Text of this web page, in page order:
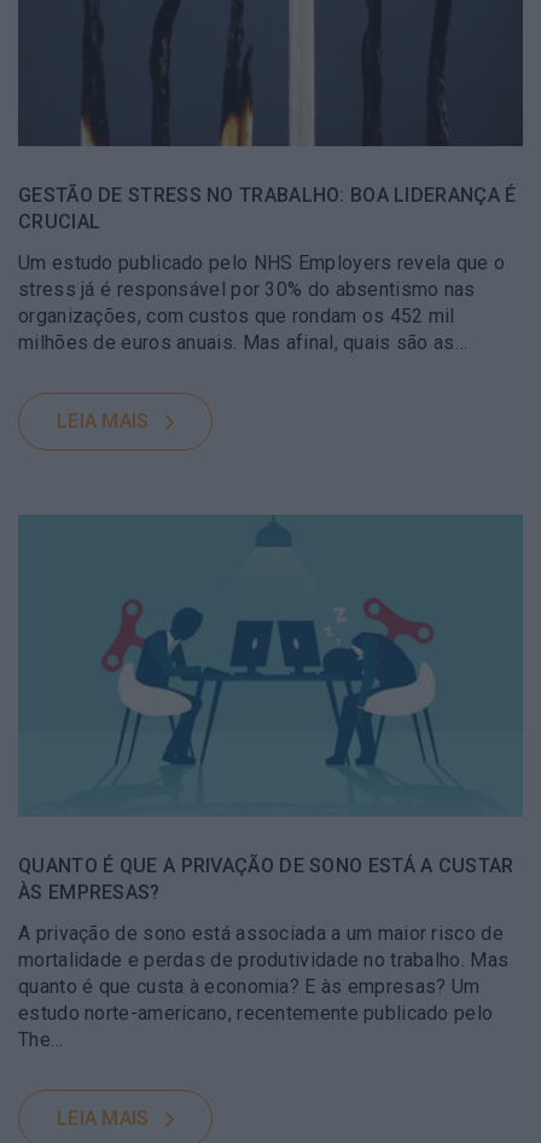
GESTÃO DE STRESS NO TRABALHO: BOA LIDERANÇA É
CRUCIAL
Um estudo publicado pelo NHS Employers revela que o
stress já é responsável por 30% do absentismo nas
organizações, com custos que rondam os 452 mil
milhões de euros anuais. Mas afinal, quais são as…
LEIA MAIS
QUANTO É QUE A PRIVAÇÃO DE SONO ESTÁ A CUSTAR
ÀS EMPRESAS?
A privação de sono está associada a um maior risco de
mortalidade e perdas de produtividade no trabalho. Mas
quanto é que custa à economia? E às empresas? Um
estudo norte-americano, recentemente publicado pelo
The…
LEIA MAIS